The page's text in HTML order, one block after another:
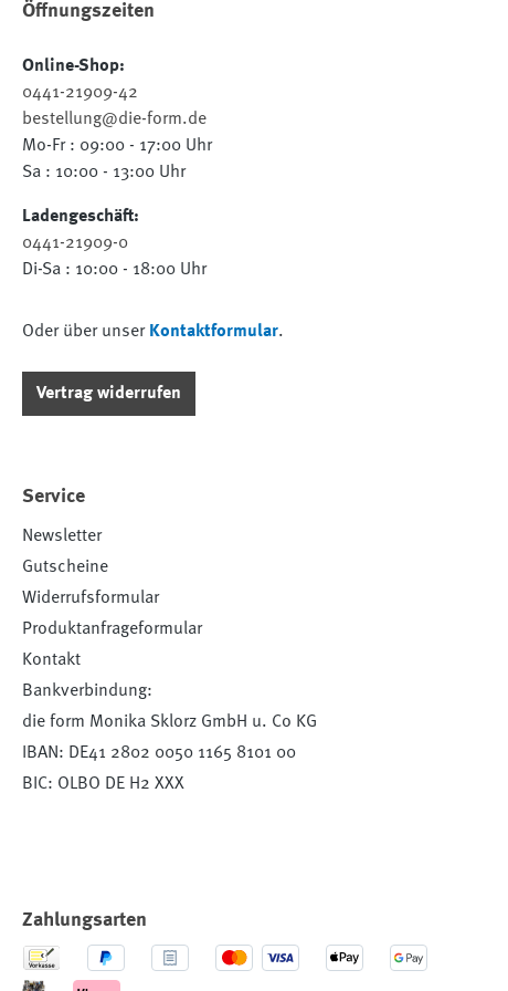
Öffnungszeiten
Online-Shop:
0441-21909-42
bestellung@die-form.de
Mo-Fr : 09:00 - 17:00 Uhr
Sa : 10:00 - 13:00 Uhr
Ladengeschäft:
0441-21909-0
Di-Sa : 10:00 - 18:00 Uhr
Oder über unser Kontaktformular.
Vertrag widerrufen
Service
Newsletter
Gutscheine
Widerrufsformular
Produktanfrageformular
Kontakt
Bankverbindung:
die form Monika Sklorz GmbH u. Co KG
IBAN: DE41 2802 0050 1165 8101 00
BIC: OLBO DE H2 XXX
Zahlungsarten